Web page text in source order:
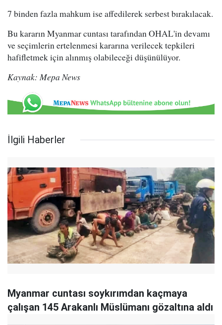
7 binden fazla mahkum ise affedilerek serbest bırakılacak.
Bu kararın Myanmar cuntası tarafından OHAL'in devamı
ve seçimlerin ertelenmesi kararına verilecek tepkileri
hafifletmek için alınmış olabileceği düşünülüyor.
Kaynak: Mepa News
İlgili Haberler
Myanmar cuntası soykırımdan kaçmaya
çalışan 145 Arakanlı Müslümanı gözaltına aldı